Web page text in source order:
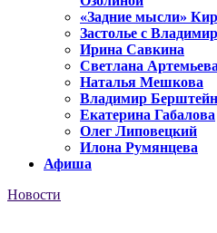
«Задние мысли»
Застолье с
Ирина Савкина
Светлана
Наталья Мешкова
Владимир Берштейн
Екатерина Габалова
Олег Липовецкий
Илона Румянцева
Афиша
Новости